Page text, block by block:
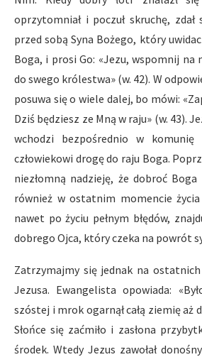
oprzytomniał i poczuł skruchę,
przed sobą Syna Bożego, który
Boga, i prosi Go: «Jezu, wspomnij na
do swego królestwa» (w. 42). W
posuwa się o wiele dalej, bo mówi:
Dziś będziesz ze Mną w raju» (w. 43).
wchodzi bezpośrednio w
człowiekowi drogę do raju Boga.
niezłomną nadzieję, że dobroć
również w ostatnim momencie
nawet po życiu pełnym błędów,
dobrego Ojca, który czeka na powrót
Zatrzymajmy się jednak na ostatnich
Jezusa. Ewangelista opowiada:
szóstej i mrok ogarnął całą ziemię aż
Słońce się zaćmiło i zasłona
środek. Wtedy Jezus zawołał